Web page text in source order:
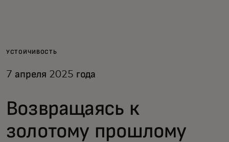
Для бизнеса
Для новаторов
УСТОЙЧИВОСТЬ
7 апреля 2025 года
Возвращаясь к
золотому прошлому